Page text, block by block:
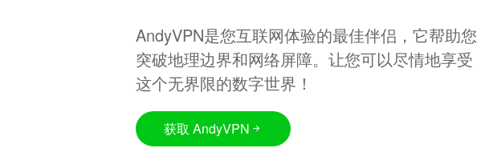
AndyVPN是您互联网体验的最佳伴侣，它帮助您
突破地理边界和网络屏障。让您可以尽情地享受
这个无界限的数字世界！
获取 AndyVPN